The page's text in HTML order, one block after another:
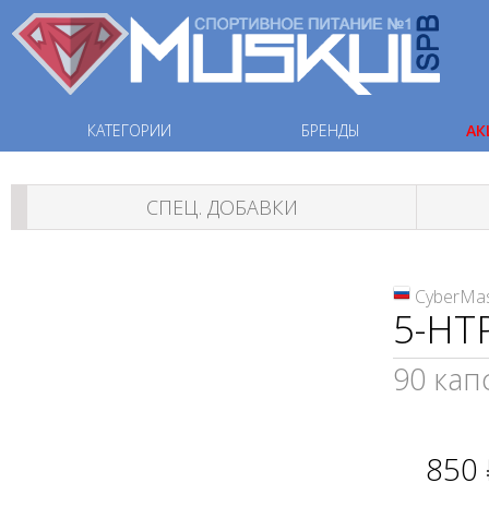
КАТЕГОРИИ БРЕНДЫ
СПЕЦ. ДОБАВКИ
5-
90
850